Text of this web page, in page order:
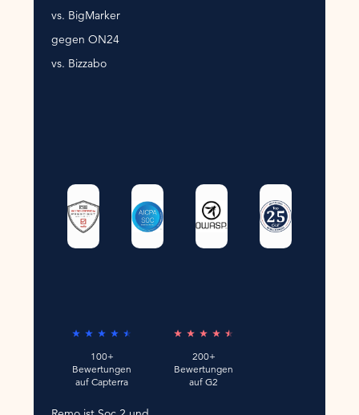
vs. BigMarker
gegen ON24
vs. Bizzabo
100+
Bewertungen
auf Capterra
200+
Bewertungen
auf G2